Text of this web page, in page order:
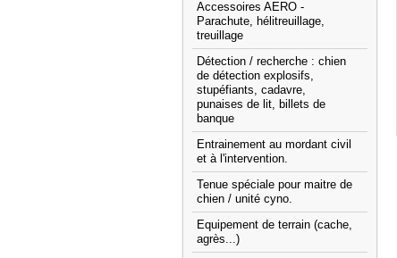
Accessoires AERO -
Parachute, hélitreuillage,
treuillage
Détection / recherche : chien
de détection explosifs,
stupéfiants, cadavre,
punaises de lit, billets de
banque
Entrainement au mordant civil
et à l'intervention.
Tenue spéciale pour maitre de
chien / unité cyno.
Equipement de terrain (cache,
agrès...)